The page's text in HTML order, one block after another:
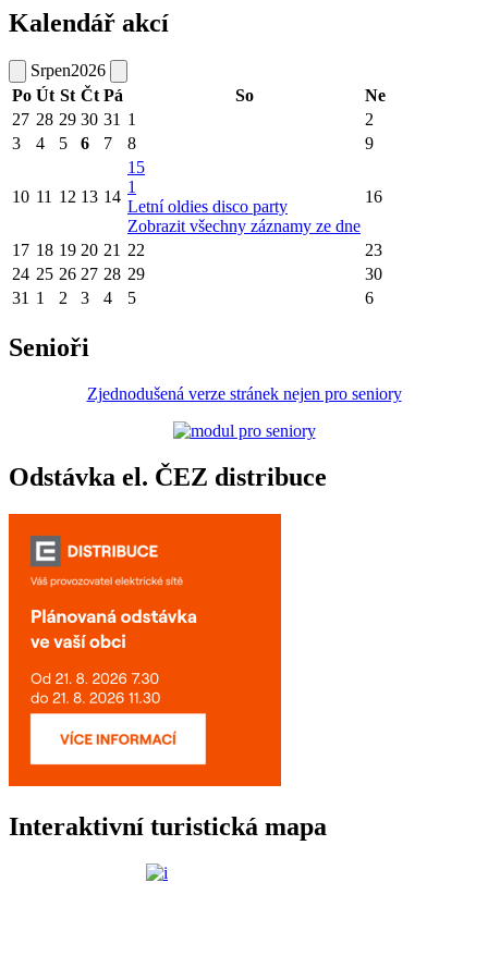
Kalendář akcí
Srpen2026
Po Út St Čt Pá So
Ne
27 28 29 30 31 1
2
3
4 5 6 7 8 9
10 11 12 13 14
15
1
Letní oldies disco party
Zobrazit všechny záznamy ze dne
16
17 18 19 20 21 22
23
24 25 26 27 28 29
30
31 1 2 3 4 5 6
Senioři
Zjednodušená verze stránek nejen pro seniory
Odstávka el. ČEZ distribuce
Interaktivní turistická mapa